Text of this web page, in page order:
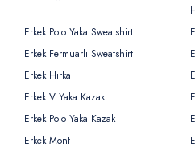
Erkek Polo Yaka Sweatshirt
Erkek Fermuarlı Sweatshirt
Erkek Hırka
Erkek V Yaka Kazak
Erkek Polo Yaka Kazak
Erkek Mont